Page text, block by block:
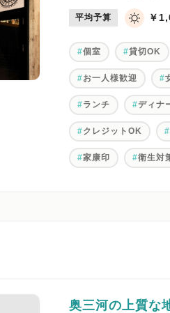
平均予算 ￥
個室 貸切OK
お一人様歓迎
ランチ ディナ
クレジットOK
家康印 衛生対
奥三河の上質な